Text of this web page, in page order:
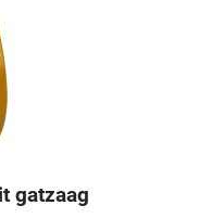
gatzaag